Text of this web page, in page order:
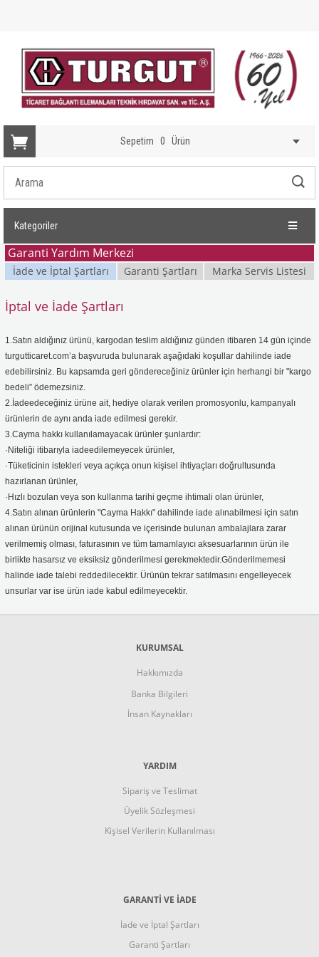
Sepetim 0 Ürün
Kategoriler
Garanti Yardım Merkezi
İade ve İptal Şartları Garanti Şartları Marka Servis Listesi
İptal ve İade Şartları
1.Satın aldığınız ürünü, kargodan teslim aldığınız günden itibaren 14 gün içinde
turgutticaret.com’a başvuruda bulunarak aşağıdaki koşullar dahilinde iade
edebilirsiniz. Bu kapsamda geri göndereceğiniz ürünler için herhangi bir "kargo
bedeli” ödemezsiniz.
2. İadeedeceğiniz ürüne ait, hediye olarak verilen promosyonlu, kampanyalı
ürünlerin de aynı anda iade edilmesi gerekir.
3.Cayma hakkı kullanılamayacak ürünler şunlardır:
·Niteliği itibarıyla iadeedilemeyecek ürünler,
·Tüketicinin istekleri veya açıkça onun kişisel ihtiyaçları doğrultusunda
hazırlanan ürünler,
·Hızlı bozulan veya son kullanma tarihi geçme ihtimali olan ürünler,
4.Satın alınan ürünlerin "Cayma Hakkı" dahilinde iade alınabilmesi için satın
alınan ürünün orijinal kutusunda ve içerisinde bulunan ambalajlara zarar
verilmemiş olması, faturasının ve tüm tamamlayıcı aksesuarlarının ürün ile
birlikte hasarsız ve eksiksiz gönderilmesi gerekmektedir.Gönderilmemesi
halinde iade talebi reddedilecektir. Ürünün tekrar satılmasını engelleyecek
unsurlar var ise ürün iade kabul edilmeyecektir.
KURUMSAL
Hakkımızda
Banka Bilgileri
İnsan Kaynakları
YARDIM
Sipariş ve Teslimat
Üyelik Sözleşmesi
Kişisel Verilerin Kullanılması
GARANTI VE İADE
İade ve İptal Şartları
Garanti Şartları